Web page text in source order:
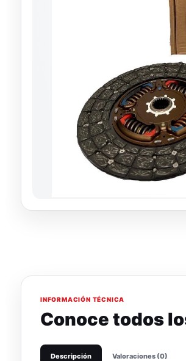
INFORMACIÓN TÉCNICA
Conoce todos
Descripción Valoraciones (0)